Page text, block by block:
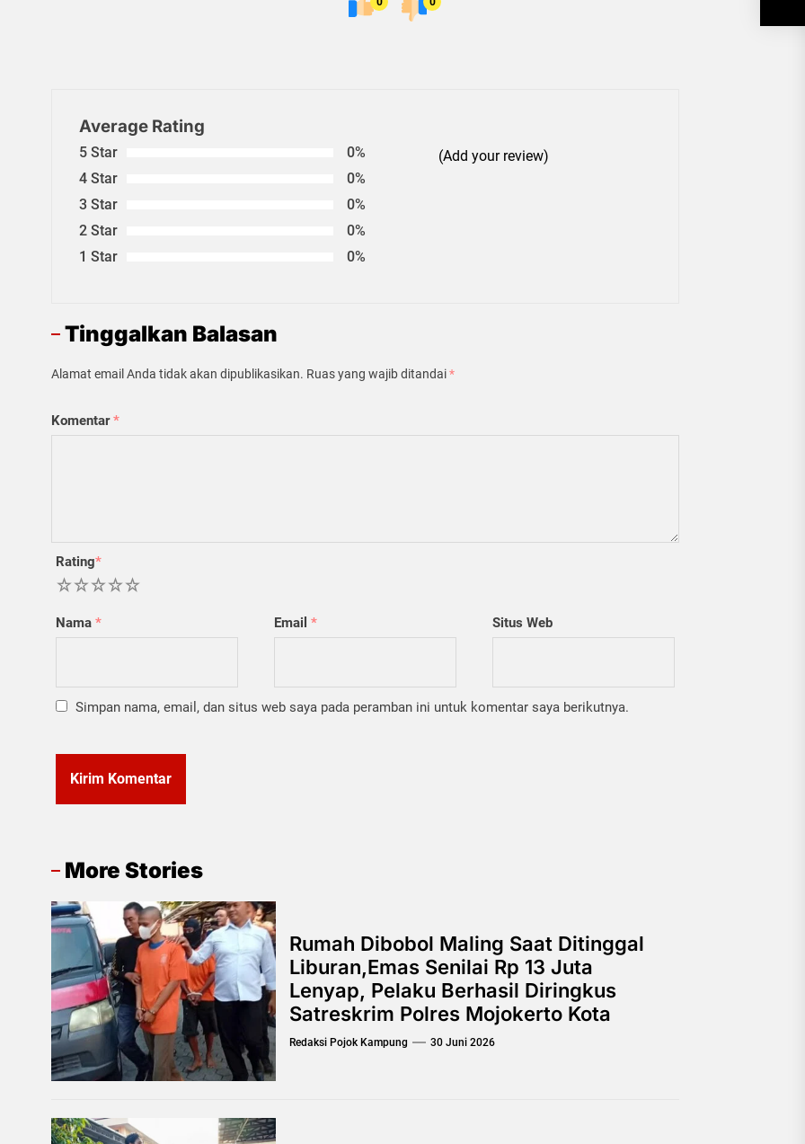
Average Rating
5 Star
0%
4 Star
0%
3 Star
0%
2 Star
0%
1 Star
0%
(Add your review)
Tinggalkan Balasan
Alamat email Anda tidak akan dipublikasikan. Ruas yang wajib ditandai*
Komentar*
Rating*
5
4
3
2
Nama * Email * Situs Web
Simpan nama, email, dan situs web saya pada peramban ini untuk komentar saya berikutnya.
More Stories
Rumah Dibobol Maling Saat Ditinggal
Liburan,Emas Senilai Rp 13 Juta
Lenyap, Pelaku Berhasil Diringkus
Satreskrim Polres Mojokerto Kota
Redaksi Pojok Kampung 30 Juni 2026